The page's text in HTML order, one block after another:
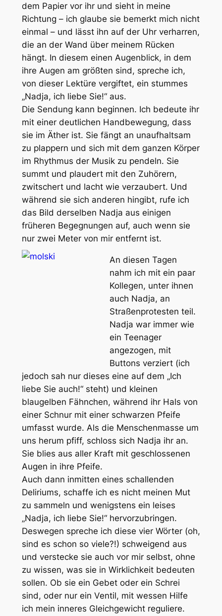
dem Papier vor ihr und sieht in meine
Richtung – ich glaube sie bemerkt mich nicht
einmal – und lässt ihn auf der Uhr verharren,
die an der Wand über meinem Rücken
hängt. In diesem einen Augenblick, in dem
ihre Augen am größten sind, spreche ich,
von dieser Lektüre vergiftet, ein stummes
„Nadja, ich liebe Sie!“ aus.
Die Sendung kann beginnen. Ich bedeute ihr
mit einer deutlichen Handbewegung, dass
sie im Äther ist. Sie fängt an unaufhaltsam
zu plappern und sich mit dem ganzen Körper
im Rhythmus der Musik zu pendeln. Sie
summt und plaudert mit den Zuhörern,
zwitschert und lacht wie verzaubert. Und
während sie sich anderen hingibt, rufe ich
das Bild derselben Nadja aus einigen
früheren Begegnungen auf, auch wenn sie
nur zwei Meter von mir entfernt ist.
An diesen Tagen
nahm ich mit ein paar
Kollegen, unter ihnen
auch Nadja, an
Straßenprotesten teil.
Nadja war immer wie
ein Teenager
angezogen, mit
Buttons verziert (ich
jedoch sah nur dieses eine auf dem „Ich
liebe Sie auch!“ steht) und kleinen
blaugelben Fähnchen, während ihr Hals von
einer Schnur mit einer schwarzen Pfeife
umfasst wurde. Als die Menschenmasse um
uns herum pfiff, schloss sich Nadja ihr an.
Sie blies aus aller Kraft mit geschlossenen
Augen in ihre Pfeife.
Auch dann inmitten eines schallenden
Deliriums, schaffe ich es nicht meinen Mut
zu sammeln und wenigstens ein leises
„Nadja, ich liebe Sie!“ hervorzubringen.
Deswegen spreche ich diese vier Wörter (oh,
sind es schon so viele?!) schweigend aus
und verstecke sie auch vor mir selbst, ohne
zu wissen, was sie in Wirklichkeit bedeuten
sollen. Ob sie ein Gebet oder ein Schrei
sind, oder nur ein Ventil, mit wessen Hilfe
ich mein inneres Gleichgewicht reguliere.